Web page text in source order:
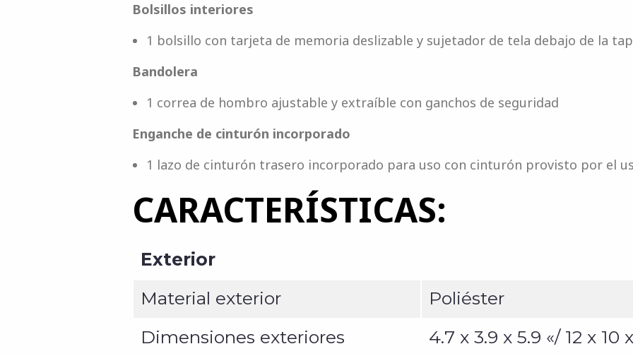
Bolsillos interiores
1 bolsillo con tarjeta de memoria deslizable y sujetador de tela debajo de la
Bandolera
1 correa de hombro ajustable y extraíble con ganchos de seguridad
Enganche de cinturón incorporado
1 lazo de cinturón trasero incorporado para uso con cinturón provisto por el
CARACTERÍSTICAS:
Exterior
Material exterior
Poliéster
Dimensiones exteriores
4.7 x 3.9 x 5.9 «/ 12 x 10